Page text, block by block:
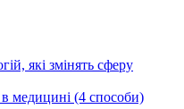
які змінять сферу
медицині (4 способи)